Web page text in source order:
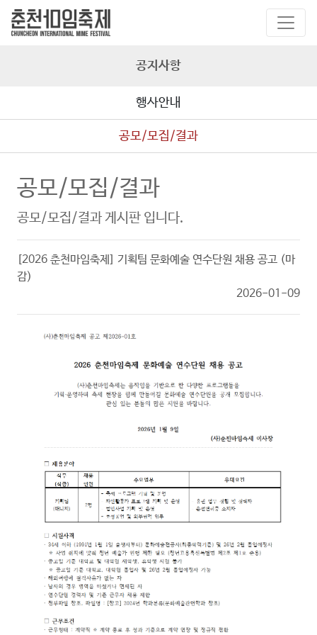
공지사항
행사안내
공모/모집/결과
공모/모집/결과
공모/모집/결과 게시판 입니다.
[2026 춘천마임축제] 기획팀 문화예술 연수단원 채용 공고 (마
감)
2026-01-09